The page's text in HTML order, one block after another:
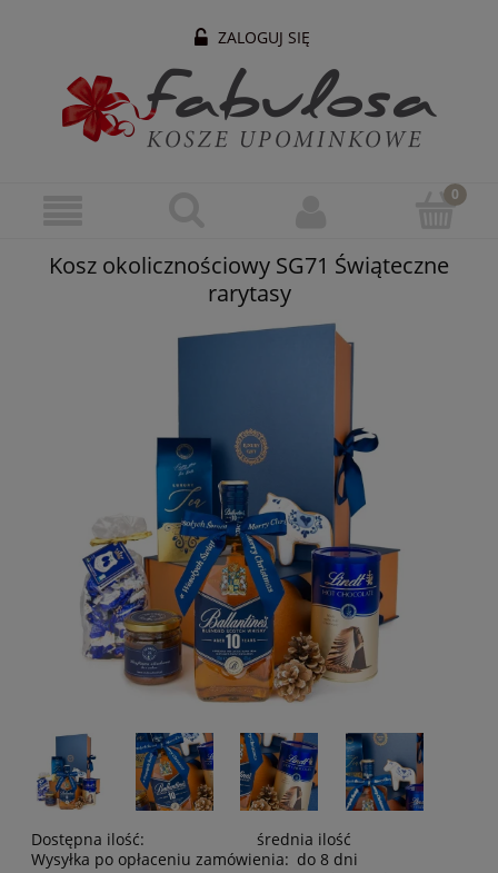
ZALOGUJ SIĘ
Kosz okolicznościowy SG71 Świąteczne
rarytasy
Dostępna ilość:
średnia ilość
Wysyłka po opłaceniu zamówienia: do 8 dni